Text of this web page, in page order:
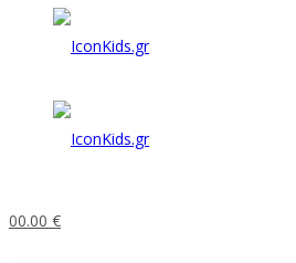
00.00 €